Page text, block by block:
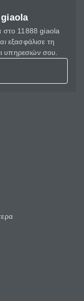
στο 11888 giaola
εξασφάλισε τη
υπηρεσιών σου.